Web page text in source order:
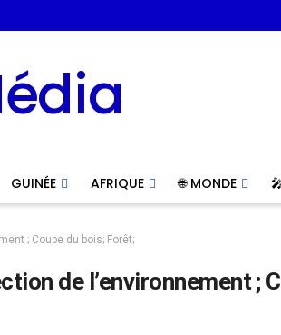
GUINÉE AFRIQUE 🌐 MONDE
; Coupe du bois; Forêt;
de l’environnement ;